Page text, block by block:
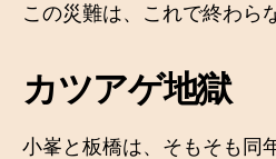
この災難は、これで終わら
カツアゲ地獄
小峯と板橋は、そもそも同